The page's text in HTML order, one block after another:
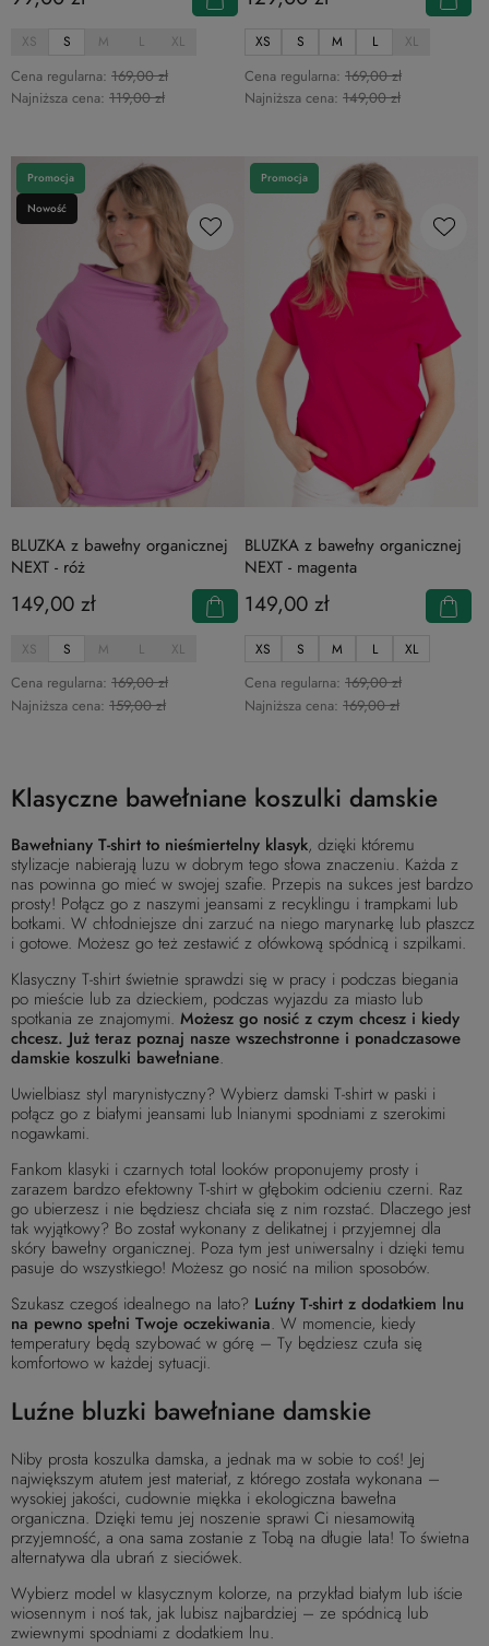
Cena regularna: 169,00 zł
Najniższa cena: 119,00 zł
XS S M L XL
Cena regularna: 169,00 zł
Najniższa cena: 149,00 zł
XS S M L XL
BLUZKA z bawełny organicznej
NEXT - róż
149,00 zł
Cena regularna: 169,00 zł
Najniższa cena: 159,00 zł
XS S M L XL
Promocja
Nowość
BLUZKA z bawełny organicznej
NEXT - magenta
149,00 zł
Cena regularna: 169,00 zł
Najniższa cena: 169,00 zł
XS S M L XL
Promocja
Klasyczne bawełniane koszulki damskie
Bawełniany T-shirt to nieśmiertelny klasyk, dzięki któremu
stylizacje nabierają luzu w dobrym tego słowa znaczeniu. Każda z
nas powinna go mieć w swojej szafie. Przepis na sukces jest bardzo
prosty! Połącz go z naszymi jeansami z recyklingu i trampkami lub
botkami. W chłodniejsze dni zarzuć na niego marynarkę lub płaszcz
i gotowe. Możesz go też zestawić z ołówkową spódnicą i szpilkami.
Klasyczny T-shirt świetnie sprawdzi się w pracy i podczas biegania
po mieście lub za dzieckiem, podczas wyjazdu za miasto lub
spotkania ze znajomymi. Możesz go nosić z czym chcesz i kiedy
chcesz. Już teraz poznaj nasze wszechstronne i ponadczasowe
damskie koszulki bawełniane.
Uwielbiasz styl marynistyczny? Wybierz damski T-shirt w paski i
połącz go z białymi jeansami lub lnianymi spodniami z szerokimi
nogawkami.
Fankom klasyki i czarnych total looków proponujemy prosty i
zarazem bardzo efektowny T-shirt w głębokim odcieniu czerni. Raz
go ubierzesz i nie będziesz chciała się z nim rozstać. Dlaczego jest
tak wyjątkowy? Bo został wykonany z delikatnej i przyjemnej dla
skóry bawełny organicznej. Poza tym jest uniwersalny i dzięki temu
pasuje do wszystkiego! Możesz go nosić na milion sposobów.
Szukasz czegoś idealnego na lato? Luźny T-shirt z dodatkiem lnu
na pewno spełni Twoje oczekiwania. W momencie, kiedy
temperatury będą szybować w górę – Ty będziesz czuła się
komfortowo w każdej sytuacji.
Luźne bluzki bawełniane damskie
Niby prosta koszulka damska, a jednak ma w sobie to coś! Jej
największym atutem jest materiał, z którego została wykonana –
wysokiej jakości, cudownie miękka i ekologiczna bawełna
organiczna. Dzięki temu jej noszenie sprawi Ci niesamowitą
przyjemność, a ona sama zostanie z Tobą na długie lata! To świetna
alternatywa dla ubrań z sieciówek.
Wybierz model w klasycznym kolorze, na przykład białym lub iście
wiosennym i noś tak, jak lubisz najbardziej – ze spódnicą lub
zwiewnymi spodniami z dodatkiem lnu.